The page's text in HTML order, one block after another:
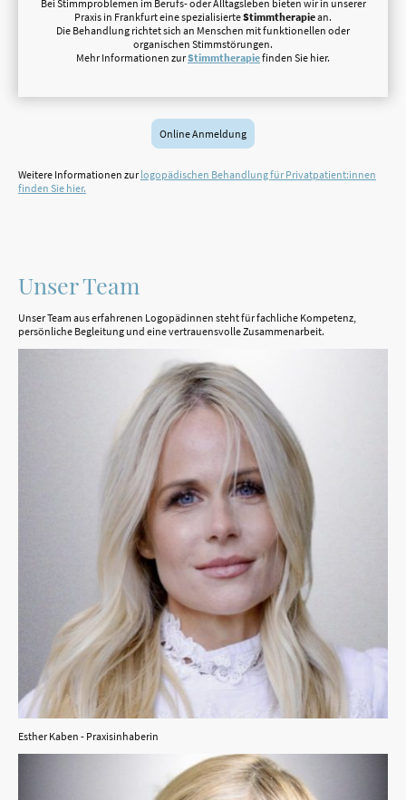
Bei Stimmproblemen im Berufs- oder Alltagsleben bieten wir in unserer
Praxis in Frankfurteine spezialisierteStimmtherapiean.
Die Behandlung richtet sich an Menschen mit funktionellen oder
organischen Stimmstörungen.
Mehr Informationen zurStimmtherapiefinden Sie hier.
Online Anmeldung
Weitere Informationen zurlogopädischen Behandlung für Privatpatient:innen
finden Sie hier.
Unser Team
Unser Team aus erfahrenen Logopädinnen steht für fachliche Kompetenz,
persönliche Begleitung und eine vertrauensvolle Zusammenarbeit.
Esther Kaben - Praxisinhaberin